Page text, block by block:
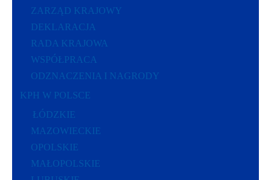
ZARZĄD KRAJOWY
DEKLARACJA
RADA KRAJOWA
WSPÓŁPRACA
ODZNACZENIA I NAGRODY
KPH W POLSCE
ŁÓDZKIE
MAZOWIECKIE
OPOLSKIE
MAŁOPOLSKIE